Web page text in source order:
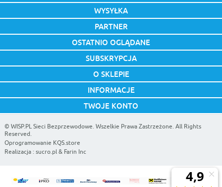
WYSYŁKA
PARTNER
OSTATNIO OGLĄDANE
SUBSKRYPCJA
O SKLEPIE
INFORMACJE
TWOJE KONTO
© WISP.PL Sieci Bezprzewodowe. Wszelkie Prawa Zastrzeżone. All Rights
Reserved.
Oprogramowanie KQS.store
Realizacja : sucro.pl& Farin Inc